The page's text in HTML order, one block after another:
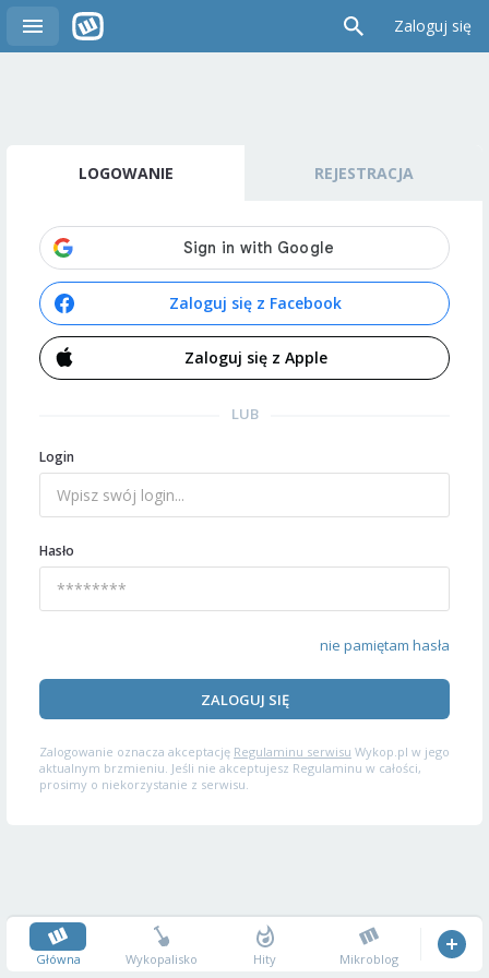
Zaloguj się
LOGOWANIE REJESTRACJA
Zaloguj się z Facebook
Zaloguj się z Apple
LUB
Login
Hasło
nie pamiętam hasła
ZALOGUJ SIĘ
Zalogowanie oznacza akceptację Regulaminu serwisu Wykop.pl w jego
aktualnym brzmieniu. Jeśli nie akceptujesz Regulaminu w całości,
prosimy o niekorzystanie z serwisu.
Główna Wykopalisko Hity Mikroblog